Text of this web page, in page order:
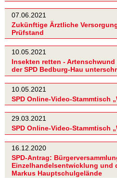
07.06.2021
Zukünftige Ärztliche
Prüfstand
10.05.2021
Insekten retten -
der SPD Bedburg-Hau
10.05.2021
SPD Online-Video-Stammtisch
29.03.2021
SPD Online-Video-Stammtisch
16.12.2020
SPD-Antrag:
Einzelhandelsentwicklung und
Markus Hauptschulgelände